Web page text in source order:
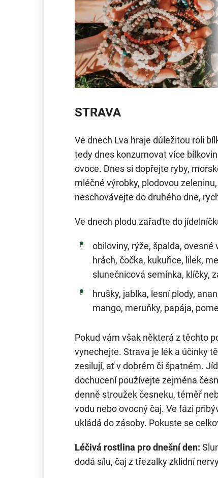
STRAVA
Ve dnech Lva hraje důležitou roli
tedy dnes konzumovat více
ovoce. Dnes si dopřejte ryby,
mléčné výrobky, plodovou
neschovávejte do druhého dne,
Ve dnech plodu zařaďte do
obiloviny, rýže, špalda, ovesné
hrách, čočka, kukuřice, lilek,
slunečnicová semínka, klíčky,
hrušky, jablka, lesní plody,
mango, meruňky, papája,
Pokud vám však některá z těchto
vynechejte. Strava je lék a účinky
zesilují, ať v dobrém či špatném.
dochucení používejte zejména
denně stroužek česneku, téměř
vodu nebo ovocný čaj. Ve fázi
ukládá do zásoby. Pokuste se
Léčivá rostlina pro dnešní den:
dodá sílu, čaj z třezalky zklidní